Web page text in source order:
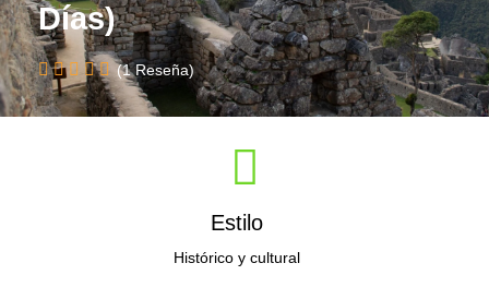
Días)
(1 Reseña)
Estilo
Histórico y cultural